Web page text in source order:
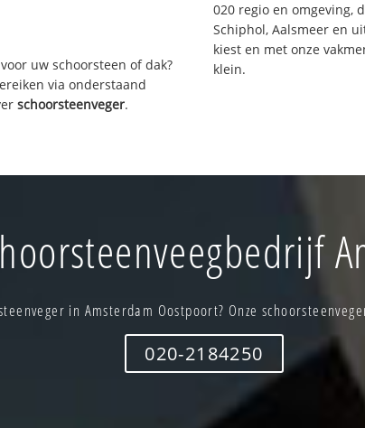
uw schoorsteen of dak?
via onderstaand
schoorsteenveger.
020 regio en omgeving,
Schiphol, Aalsmeer en
kiest en met onze
klein.
in Amsterdam Oostpoort? Onze
020-2184250